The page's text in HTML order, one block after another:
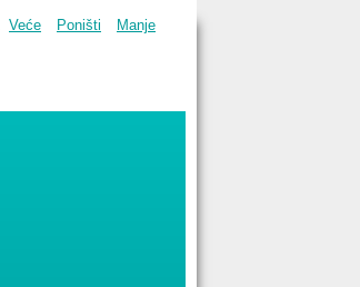
Veće Poništi Manje